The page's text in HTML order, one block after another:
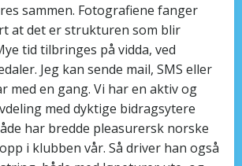
sammen. Fotografiene fanger
at det er strukturen som blir
tid tilbringes på vidda, ved
Jeg kan sende mail, SMS eller
med en gang. Vi har en aktiv og
med dyktige bidragsytere
har bredde pleasurersk norske
i klubben vår. Så driver han også